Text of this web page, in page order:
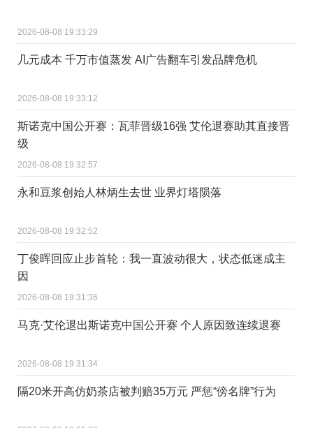
2026-08-08 19:33:29
几元成本 千万市值蒸发 AI广告翻车引发品牌危机
2026-08-08 19:33:12
斯诺克中国公开赛：瓦菲晋级16强 艾伦退赛助其直接晋
级
2026-08-08 19:32:57
永和豆浆创始人林炳生去世 业界灯塔陨落
2026-08-08 19:32:52
丁俊晖回应止步首轮：我一直波动很大，状态低迷成主
因
2026-08-08 19:31:36
马克·艾伦退出斯诺克中国公开赛 个人原因致连续退赛
2026-08-08 19:31:34
隔20米开高仿奶茶店被判赔35万元 严惩“傍名牌”行为